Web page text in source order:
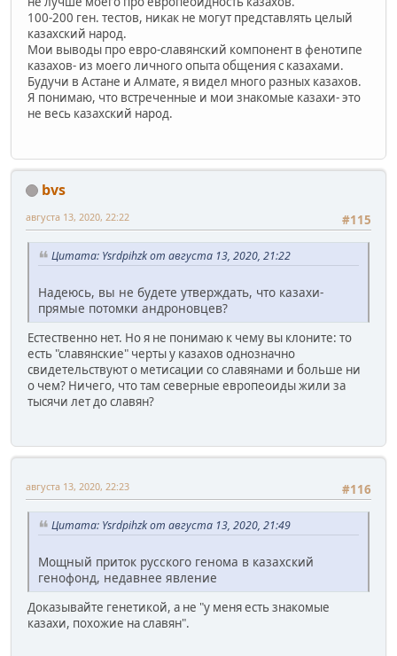
100-200 ген. тестов, никак не могут представлять целый
казахский народ.
Мои выводы про евро-славянский компонент в фенотипе
казахов- из моего личного опыта общения с казахами.
Будучи в Астане и Алмате, я видел много разных казахов.
Я понимаю, что встреченные и мои знакомые казахи- это
не весь казахский народ.
bvs
#115
августа 13, 2020, 22:22
Цитата: Ysrdpihzk от августа 13, 2020, 21:22
Надеюсь, вы не будете утверждать, что казахи-
прямые потомки андроновцев?
Естественно нет. Но я не понимаю к чему вы клоните: то
есть "славянские" черты у казахов однозначно
свидетельствуют о метисации со славянами и больше ни
о чем? Ничего, что там северные европеоиды жили за
тысячи лет до славян?
#116
августа 13, 2020, 22:23
Цитата: Ysrdpihzk от августа 13, 2020, 21:49
Мощный приток русского генома в казахский
генофонд, недавнее явление
Доказывайте генетикой, а не "у меня есть знакомые
казахи, похожие на славян".